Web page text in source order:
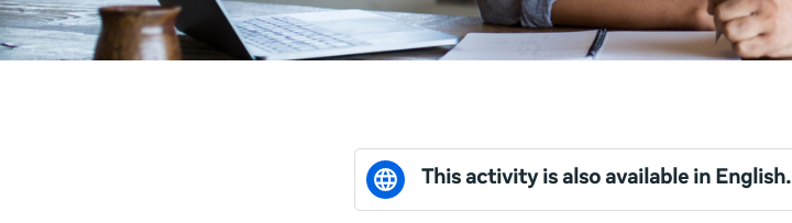
This activity is also available in English.